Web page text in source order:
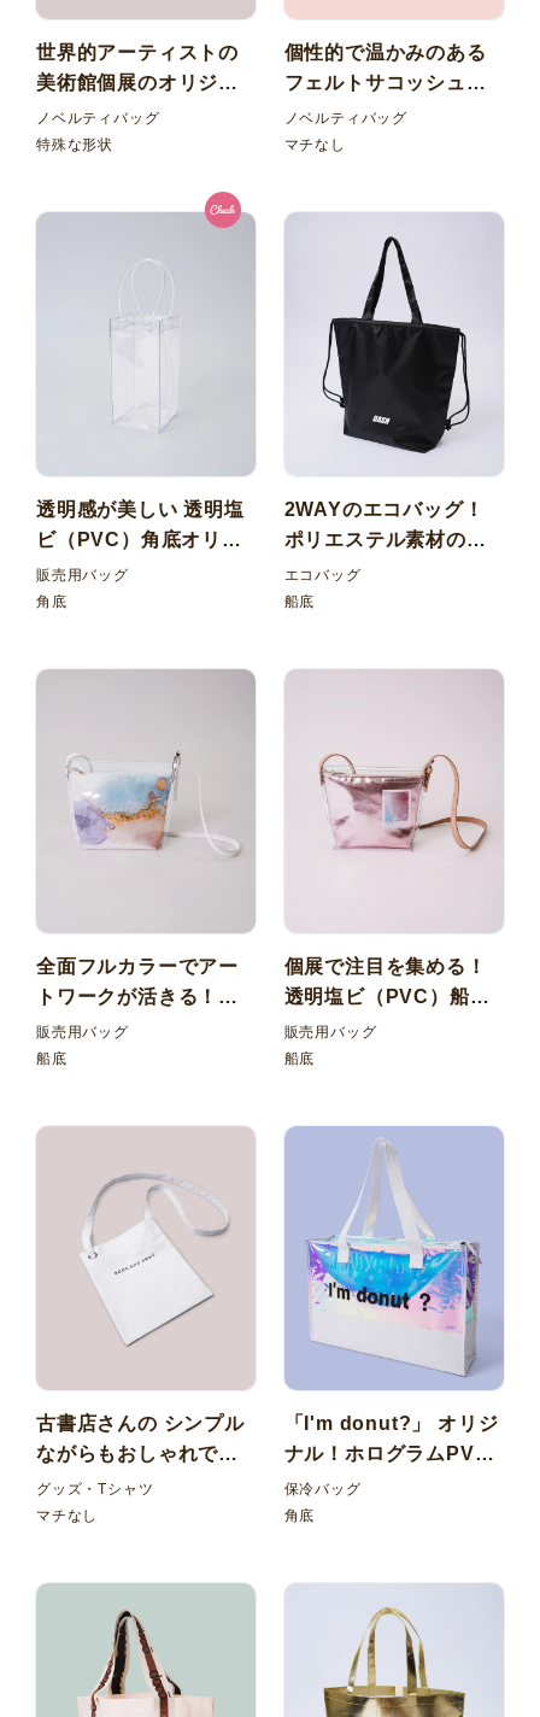
世界的アーティストの
美術館個展のオリジナ
ルグッズ！赤が映える
コットンメッシュ＆巾
ノベルティバッグ
特殊な形状
個性的で温かみのある
フェルトサコッシュ！
イラストレーターの個
展記念ノベルティ
ノベルティバッグ
マチなし
透明感が美しい 透明塩
ビ（PVC）角底オリジ
ナルフラワーバッグ
販売用バッグ
角底
2WAYのエコバッグ！
ポリエステル素材の持
ち手付きの両ひもショ
ルダーバッグ
エコバッグ
船底
全面フルカラーでアー
トワークが活きる！透
明塩ビ（PVC）船底ポ
シェット＋ポリエステ
販売用バッグ
船底
個展で注目を集める！
透明塩ビ（PVC）船底
ポシェット＋合皮船底
ポーチのアートな
販売用バッグ
船底
古書店さんの シンプル
ながらもおしゃれで実
用的な コットン8オン
スマチなしサコッシュ
グッズ・Tシャツ
マチなし
「I'm donut?」 オリジ
ナル！ホログラムPVC×
コットンのスタイリッ
シュな角底保冷バッグ
保冷バッグ
角底